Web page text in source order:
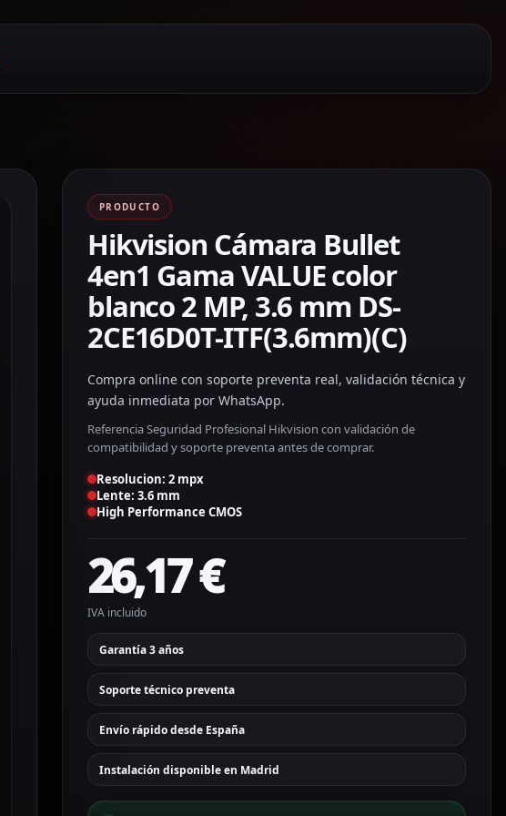
PRODUCTO
Hikvision Cámara Bullet
4en1 Gama VALUE color
blanco 2 MP, 3.6 mm DS-
2CE16D0T-ITF(3.6mm)(C)
Compra online con soporte preventa real, validación técnica y
ayuda inmediata por WhatsApp.
Referencia Seguridad Profesional Hikvision con validación de
compatibilidad y soporte preventa antes de comprar.
Resolucion: 2 mpx
Lente: 3.6 mm
High Performance CMOS
26,17€
IVA incluido
Garantía 3 años
Soporte técnico preventa
Envío rápido desde España
Instalación disponible en Madrid